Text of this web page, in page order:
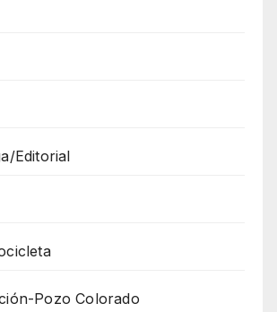
Editorial
Pozo Colorado